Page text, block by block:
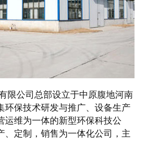
限公司总部设立于中原腹地河南
环保技术研发与推广、设备生产
运维为一体的新型环保科技公
、定制，销售为一体化公司，主